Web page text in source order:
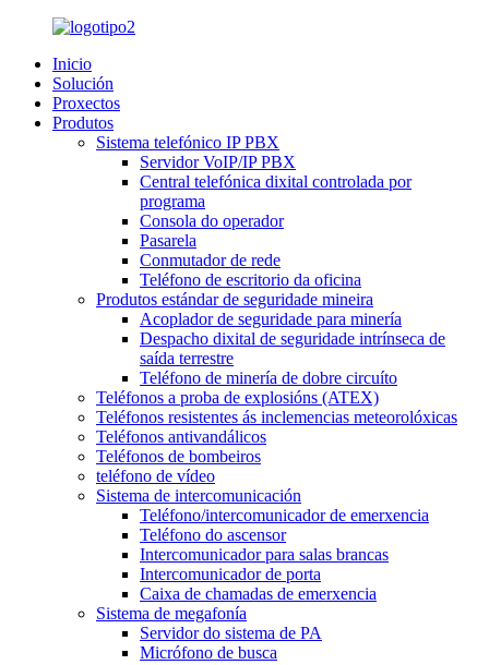
Inicio
Solución
Proxectos
Produtos
Sistema telefónico IP PBX
Servidor VoIP/IP PBX
Central telefónica dixital controlada por
programa
Consola do operador
Pasarela
Conmutador de rede
Teléfono de escritorio da oficina
Produtos estándar de seguridade mineira
Acoplador de seguridade para minería
Despacho dixital de seguridade intrínseca de
saída terrestre
Teléfono de minería de dobre circuíto
Teléfonos a proba de explosións (ATEX)
Teléfonos resistentes ás inclemencias meteorolóxicas
Teléfonos antivandálicos
Teléfonos de bombeiros
teléfono de vídeo
Sistema de intercomunicación
Teléfono/intercomunicador de emerxencia
Teléfono do ascensor
Intercomunicador para salas brancas
Intercomunicador de porta
Caixa de chamadas de emerxencia
Sistema de megafonía
Servidor do sistema de PA
Micrófono de busca